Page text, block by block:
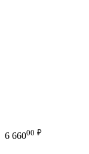
6 66000 ₽